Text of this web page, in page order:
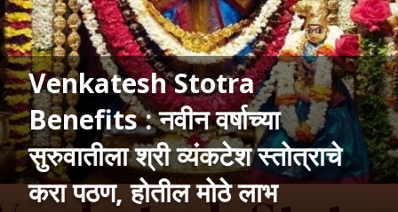
Venkatesh Stotra
Benefits : नवीन वर्षाच्या
सुरुवातीला श्री व्यंकटेश स्तोत्राचे
करा पठण, होतील मोठे लाभ